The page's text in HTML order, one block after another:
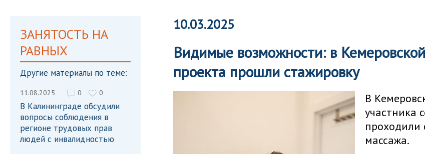
ЗАНЯТОСТЬ НА
РАВНЫХ
Другие материалы по теме:
11.08.2025 0 0
В Калининграде обсудили
вопросы соблюдения в
регионе трудовых прав
людей с инвалидностью
10.03.2025
Видимые возможности: в
проекта прошли стажировку
В
участника
проходили
массажа.